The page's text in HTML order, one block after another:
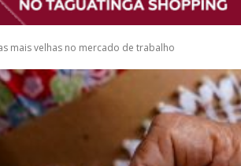
mais velhas no mercado de trabalho